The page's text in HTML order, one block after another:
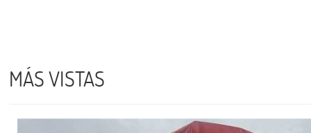
MÁS VISTAS